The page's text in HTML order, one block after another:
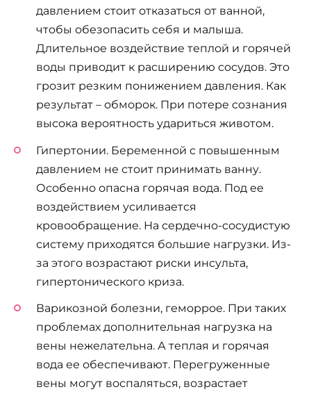
давлением стоит отказаться от ванной,
чтобы обезопасить себя и малыша.
Длительное воздействие теплой и горячей
воды приводит к расширению сосудов. Это
грозит резким понижением давления. Как
результат – обморок. При потере сознания
высока вероятность удариться животом.
Гипертонии. Беременной с повышенным
давлением не стоит принимать ванну.
Особенно опасна горячая вода. Под ее
воздействием усиливается
кровообращение. На сердечно-сосудистую
систему приходятся большие нагрузки. Из-
за этого возрастают риски инсульта,
гипертонического криза.
Варикозной болезни, геморрое. При таких
проблемах дополнительная нагрузка на
вены нежелательна. А теплая и горячая
вода ее обеспечивают. Перегруженные
вены могут воспаляться, возрастает